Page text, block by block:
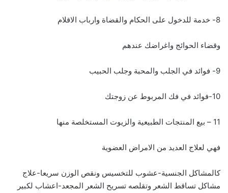
8- خدمة للدخول على الحكام والقضاة وارباب الاقلام
وقضاء الحوائج واغراضك عندهم
9- فوائد في الجلب والمحبة وجلب الحبيب
10-فوائد في فك المربوط عن زوجتك
11 – بيع المنتجات الطبيعية والزيوت المستخلصة منها
فهي لعلاج العديد من الامراض العضوية
كالمشاكل الجنسية-عشوب للتخسيس ونقص الوزن سريعا-علاج
مشاكل تساقط الشعر وتقلصه تسريح الشعر المجعد-اعشاب لكبير